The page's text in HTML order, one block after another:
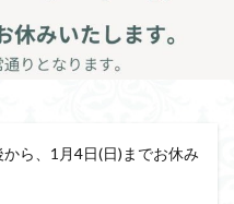
ら、1月4日(日)までお休み